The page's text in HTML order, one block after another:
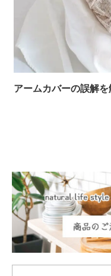
アームカバーの誤解